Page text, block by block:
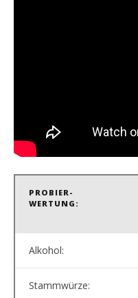
PROBIER-
WERTUNG:
Alkohol:
Stammwürze: